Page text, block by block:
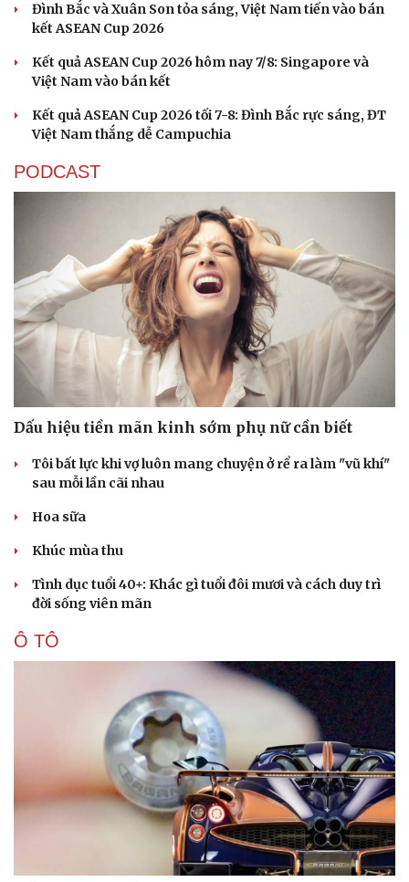
Cải chính
Đình Bắc và Xuân Son tỏa sáng, Việt Nam tiến vào bán
kết ASEAN Cup 2026
Kết quả ASEAN Cup 2026 hôm nay 7/8: Singapore và
Việt Nam vào bán kết
Kết quả ASEAN Cup 2026 tối 7-8: Đình Bắc rực sáng, ĐT
Việt Nam thắng dễ Campuchia
PODCAST
Dấu hiệu tiền mãn kinh sớm phụ nữ cần biết
Tôi bất lực khi vợ luôn mang chuyện ở rể ra làm "vũ khí"
sau mỗi lần cãi nhau
Hoa sữa
Khúc mùa thu
Tình dục tuổi 40+: Khác gì tuổi đôi mươi và cách duy trì
đời sống viên mãn
Ô TÔ